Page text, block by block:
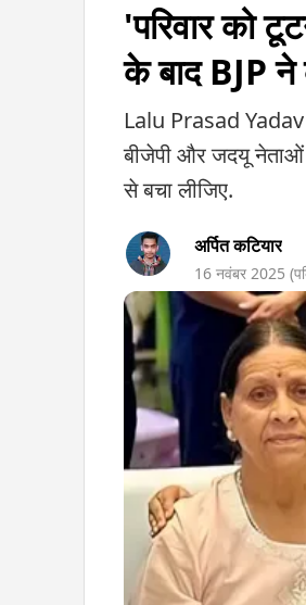
'परिवार को
के बाद BJP
Lalu Prasad Yadav
बीजेपी और जदयू नेताओं
से बचा लीजिए.
अर्पित कटियार
16 नवंबर 2025